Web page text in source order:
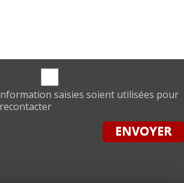
saisies soient utilisées pour